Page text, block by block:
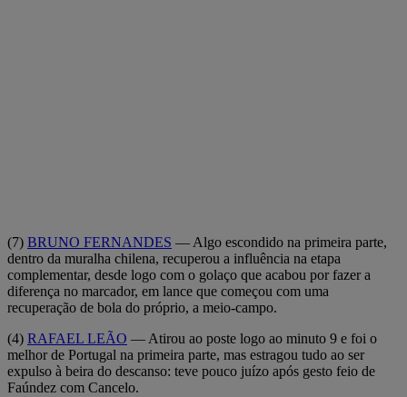
(7) BRUNO FERNANDES — Algo escondido na primeira parte,
dentro da muralha chilena, recuperou a influência na etapa
complementar, desde logo com o golaço que acabou por fazer a
diferença no marcador, em lance que começou com uma
recuperação de bola do próprio, a meio-campo.
(4) RAFAEL LEÃO — Atirou ao poste logo ao minuto 9 e foi o
melhor de Portugal na primeira parte, mas estragou tudo ao ser
expulso à beira do descanso: teve pouco juízo após gesto feio de
Faúndez com Cancelo.